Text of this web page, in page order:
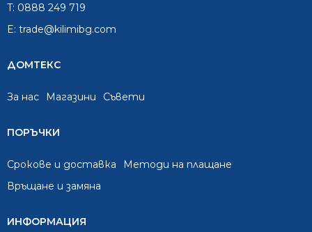
T: 0888 249 719
E: trade@kilimibg.com
ДОМТЕКС
За нас Mагазини Съвети
ПОРЪЧКИ
Срокове и доставка
Методи на плащане
Връщане и замяна
ИНФОРМАЦИЯ